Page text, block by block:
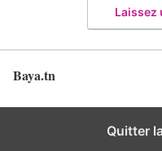
Laissez
Baya.tn
Quitter